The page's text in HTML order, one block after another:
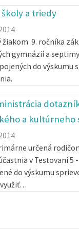
a triedy
9. ročníka
gymnázií a
do výskumu
a kultúrneho
určená
v Testovaní 5 -
do výskumu